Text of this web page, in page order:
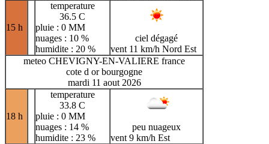
15 h
temperature
36.5 C
pluie : 0 MM
nuages : 10 %
humidite : 20 %
ciel dégagé
vent 11 km/h Nord Est
meteo CHEVIGNY-EN-VALIERE france
cote d or bourgogne
mardi 11 aout 2026
18 h
temperature
33.8 C
pluie : 0 MM
nuages : 14 %
humidite : 23 %
peu nuageux
vent 9 km/h Est